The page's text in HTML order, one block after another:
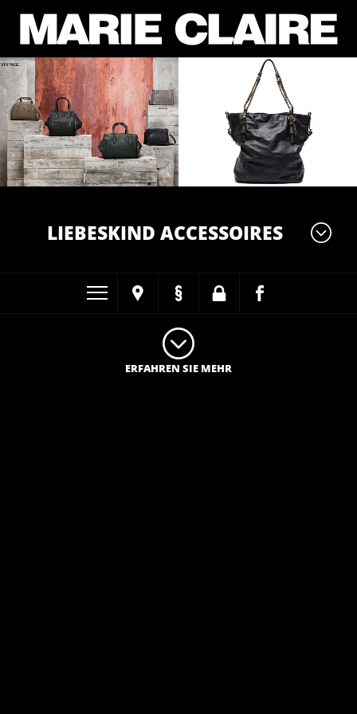
LIEBESKIND ACCESSOIRES
ERFAHREN SIE MEHR